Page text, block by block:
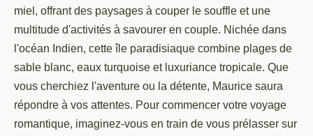
miel, offrant des paysages à couper le souffle et une
multitude d'activités à savourer en couple. Nichée dans
l'océan Indien, cette île paradisiaque combine plages de
sable blanc, eaux turquoise et luxuriance tropicale. Que
vous cherchiez l'aventure ou la détente, Maurice saura
répondre à vos attentes. Pour commencer votre voyage
romantique, imaginez-vous en train de vous prélasser sur